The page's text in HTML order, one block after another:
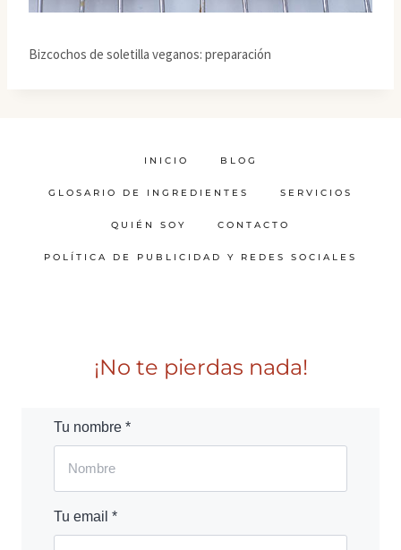
Bizcochos de soletilla veganos: preparación
INICIO BLOG
GLOSARIO DE INGREDIENTES SERVICIOS
QUIÉN SOY CONTACTO
POLÍTICA DE PUBLICIDAD Y REDES SOCIALES
¡No te pierdas nada!
Tu nombre *
Tu email *